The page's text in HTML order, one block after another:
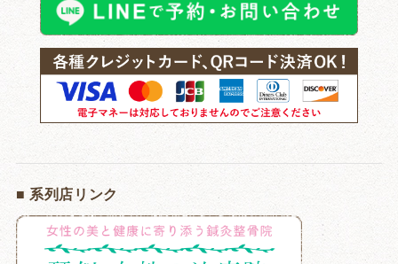
■ 系列店リンク